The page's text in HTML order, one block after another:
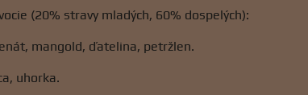
(20% stravy mladých, 60% dospelých):
mangold, ďatelina, petržlen.
uhorka.